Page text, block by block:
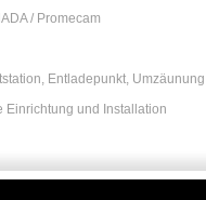
/ Promecam
Entladepunkt, Umzäunung
Einrichtung und Installation